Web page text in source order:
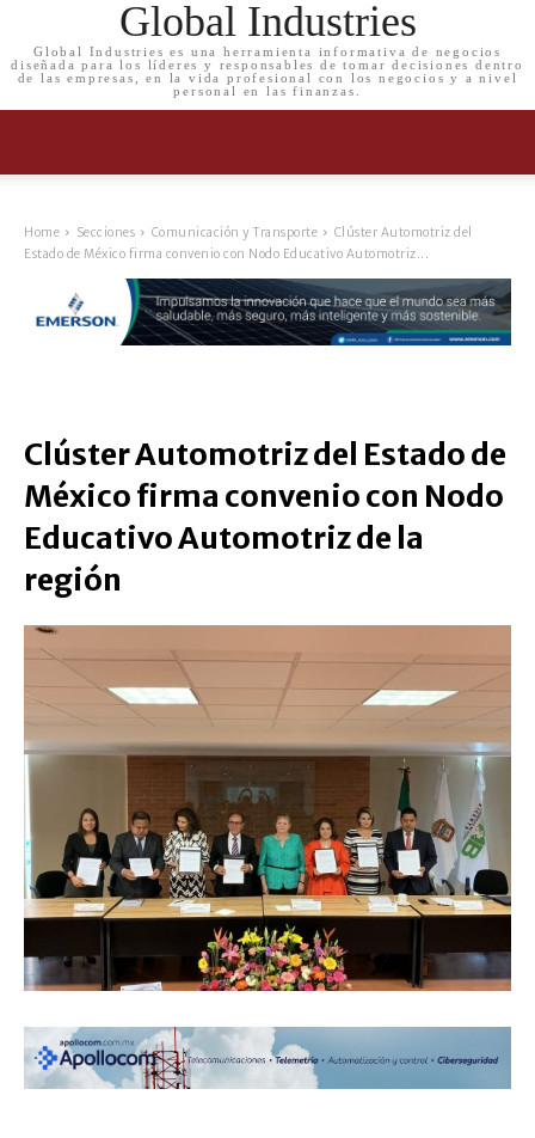
Global Industries
Global Industries es una herramienta informativa de negocios
diseñada para los líderes y responsables de tomar decisiones dentro
de las empresas, en la vida profesional con los negocios y a nivel
personal en las finanzas.
Home Secciones Comunicación y Transporte
Clúster Automotriz del
Estado de México firma convenio con Nodo Educativo Automotriz...
Clúster Automotriz del Estado de
México firma convenio con Nodo
Educativo Automotriz de la
región